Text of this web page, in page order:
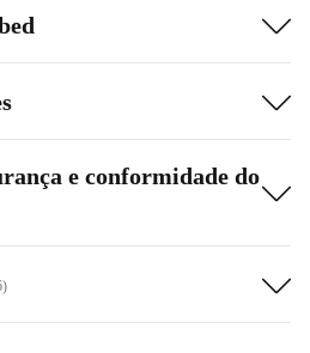
e conformidade do